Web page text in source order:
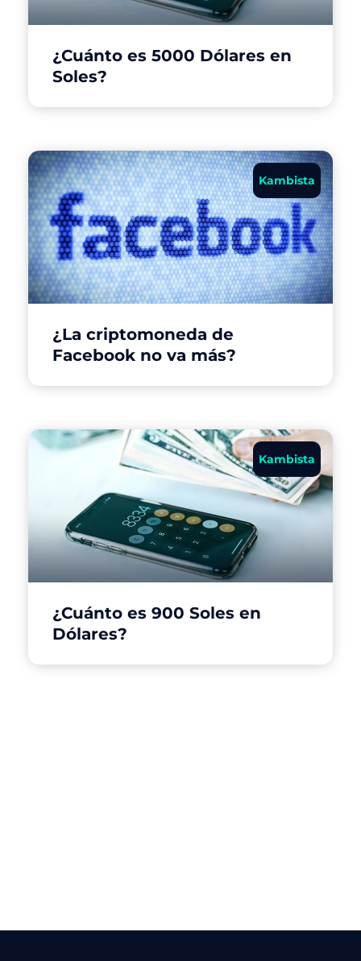
¿Cuánto es 5000 Dólares en
Soles?
Kambista
¿La criptomoneda de
Facebook no va más?
Kambista
¿Cuánto es 900 Soles en
Dólares?